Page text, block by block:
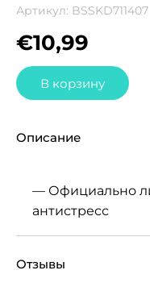
Артикул: BSSKD711407
€10,99
В корзину
Описание
— Официально
антистресс
Отзывы